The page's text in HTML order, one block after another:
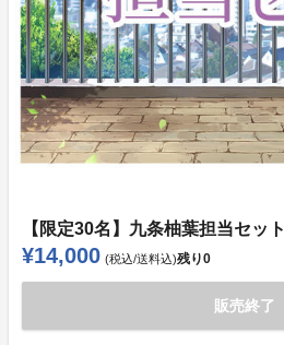
【限定30名】九条柚葉担当セット
¥14,000 (税込/送料込)残り0
販売終了